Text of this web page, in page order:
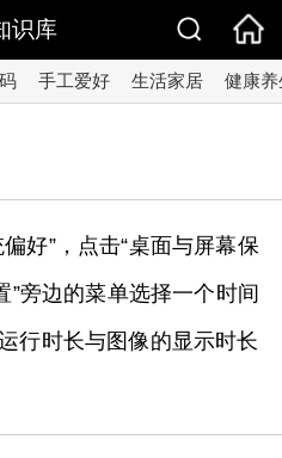
识库
手工爱好 生活家居 健康养
好”，点击“桌面与屏幕保
”旁边的菜单选择一个时间
行时长与图像的显示时长